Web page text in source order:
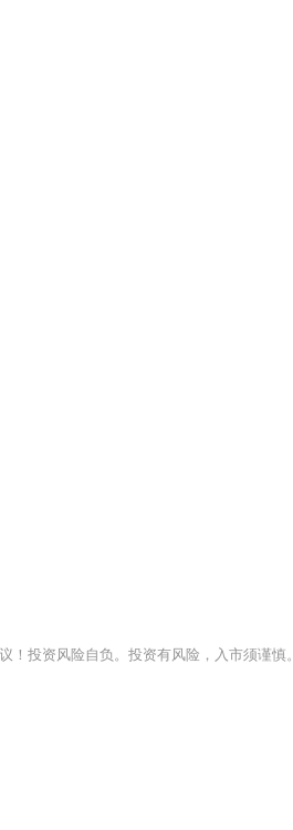
！投资风险自负。投资有风险，入市须谨慎。